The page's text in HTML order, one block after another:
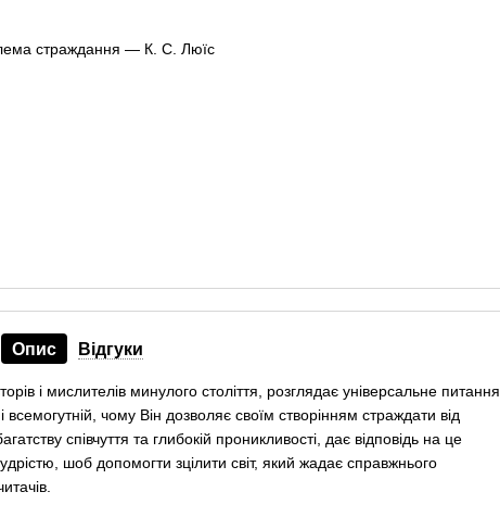
Опис Відгуки
і мислителів минулого століття, розглядає універсальне питання,
чому Він дозволяє своїм створінням страждати від
співчуття та глибокій проникливості, дає відповідь на це
шоб допомогти зцілити світ, який жадає справжнього